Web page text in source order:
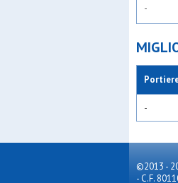
-
-
©2013 -
- C.F.